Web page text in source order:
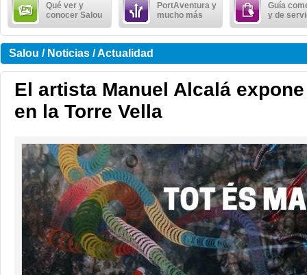
Qué ver y
conocer Salou
PortAventura y
mucho más
Guía
y de
Salou / Noticias / Actualidad
El artista Manuel Alcalá
en la Torre Vella